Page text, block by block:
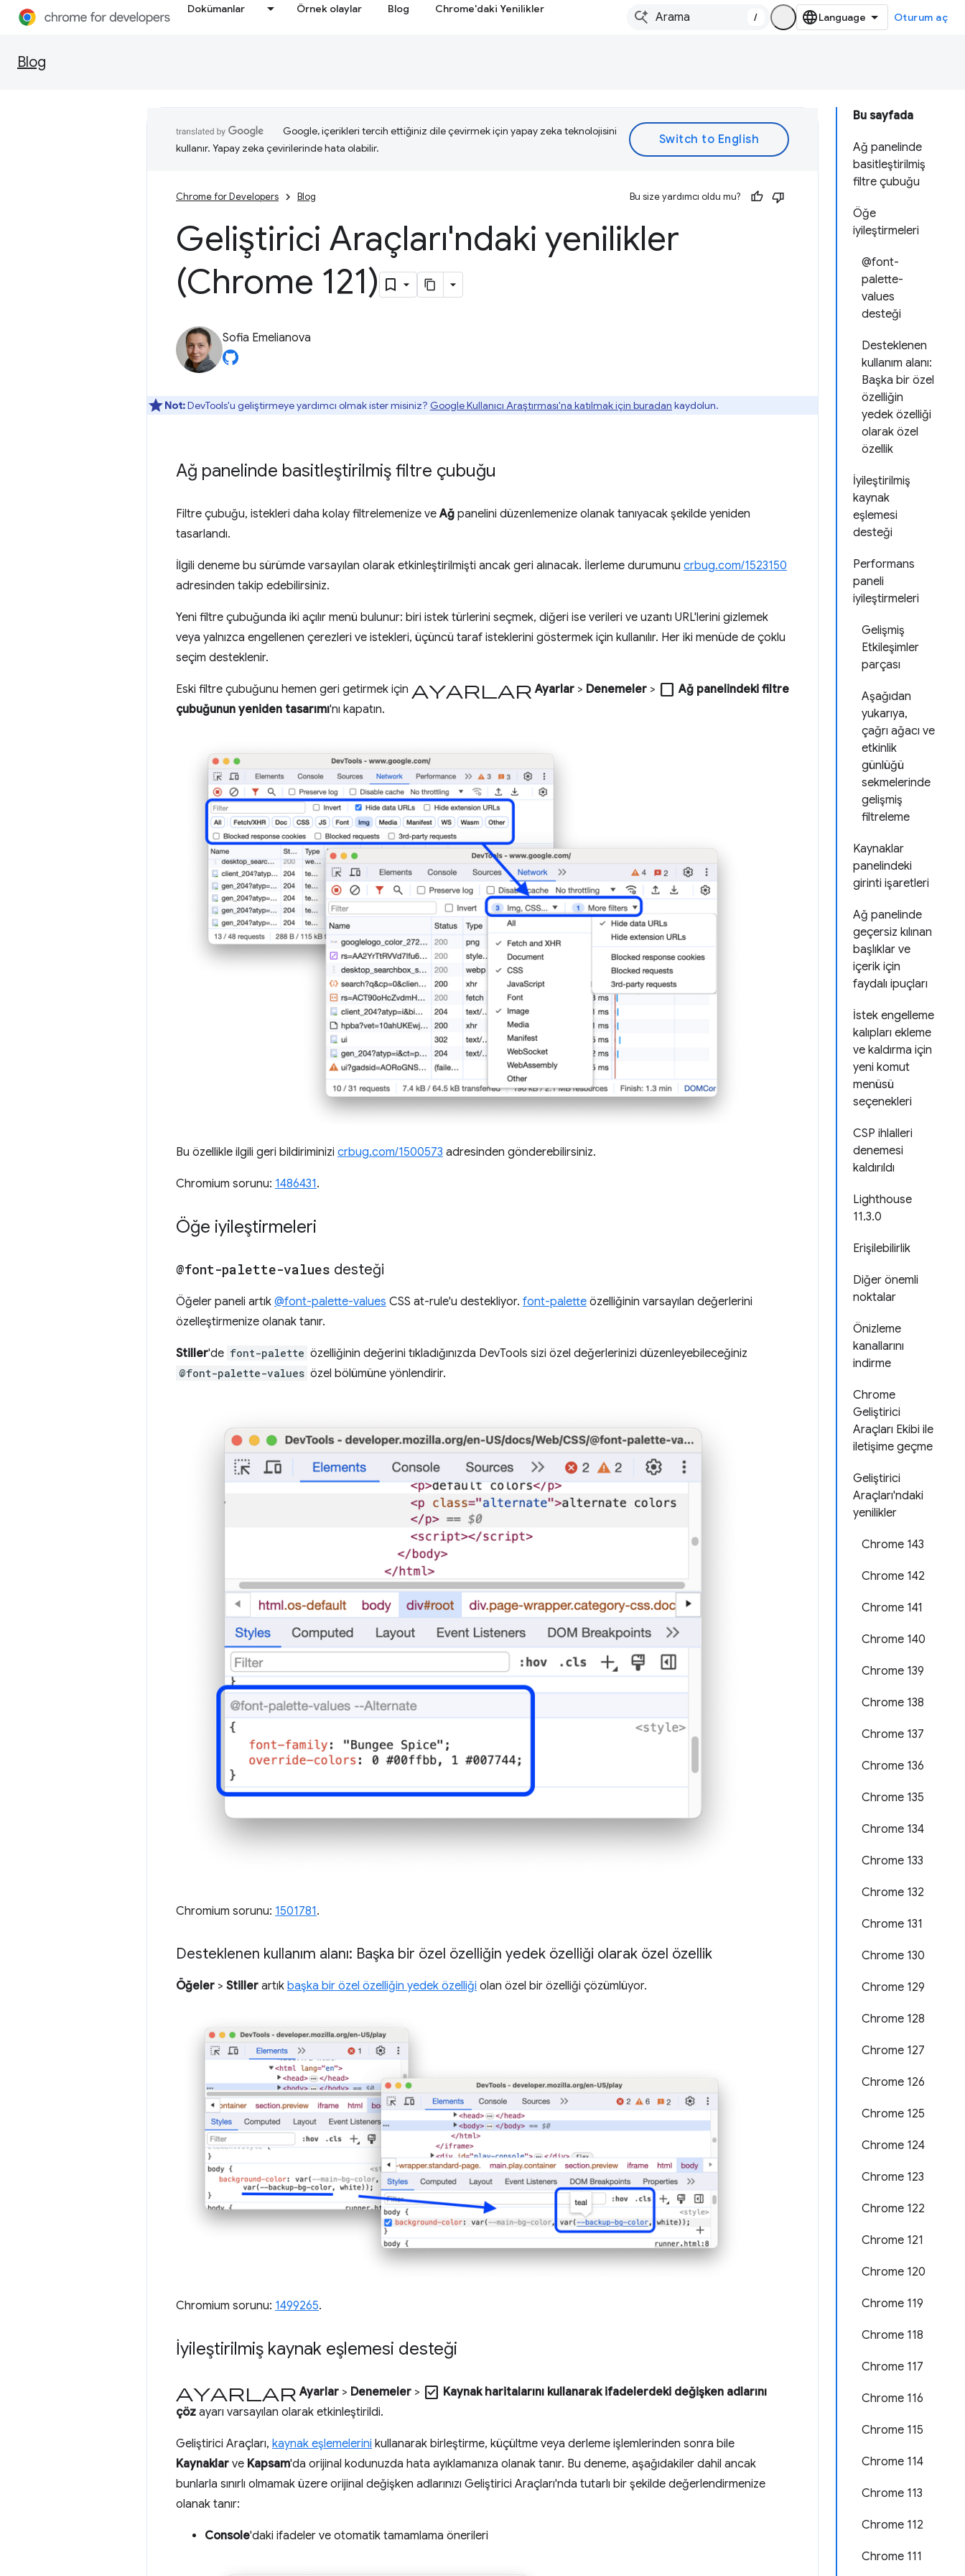
Dokümanlar Örnek olaylar Blog Chrome'daki Yenilikler
/ Oturum aç
Blog
Bu sayfada
Ağ panelinde
basitleştirilmiş
filtre çubuğu
Öğe
iyileştirmeleri
@font-
palette-
values
desteği
Desteklenen
kullanım alanı:
Başka bir özel
özelliğin
yedek özelliği
olarak özel
özellik
İyileştirilmiş
kaynak
eşlemesi
desteği
Performans
paneli
iyileştirmeleri
Gelişmiş
Etkileşimler
parçası
Aşağıdan
yukarıya,
çağrı ağacı ve
etkinlik
günlüğü
sekmelerinde
gelişmiş
filtreleme
Kaynaklar
panelindeki
girinti işaretleri
Ağ panelinde
geçersiz kılınan
başlıklar ve
içerik için
faydalı ipuçları
İstek engelleme
kalıpları ekleme
ve kaldırma için
yeni komut
menüsü
seçenekleri
CSP ihlalleri
denemesi
kaldırıldı
Lighthouse
11.3.0
Erişilebilirlik
Diğer önemli
noktalar
Önizleme
kanallarını
indirme
Chrome
Geliştirici
Araçları Ekibi ile
iletişime geçme
Geliştirici
Araçları'ndaki
yenilikler
Chrome 143
Chrome 142
Chrome 141
Chrome 140
Chrome 139
Chrome 138
Chrome 137
Chrome 136
Chrome 135
Chrome 134
Chrome 133
Chrome 132
Chrome 131
Chrome 130
Chrome 129
Chrome 128
Chrome 127
Chrome 126
Chrome 125
Chrome 124
Chrome 123
Chrome 122
Chrome 121
Chrome 120
Chrome 119
Chrome 118
Chrome 117
Chrome 116
Chrome 115
Chrome 114
Chrome 113
Chrome 112
Chrome 111
Google, içerikleri tercih ettiğiniz dile çevirmek için yapay zeka teknolojisini
kullanır. Yapay zeka çevirilerinde hata olabilir.
Chrome for Developers Blog Bu size yardımcı oldu mu?
Geliştirici Araçları'ndaki yenilikler
(Chrome 121)
Sofia Emelianova
Not:DevTools'u geliştirmeye yardımcı olmak ister misiniz? Google Kullanıcı Araştırması'na katılmak için buradan kaydolun.
Ağ panelinde basitleştirilmiş filtre çubuğu
Filtre çubuğu, istekleri daha kolay filtrelemenize veAğ panelini düzenlemenize olanak tanıyacak şekilde yeniden
tasarlandı.
İlgili deneme bu sürümde varsayılan olarak etkinleştirilmişti ancak geri alınacak. İlerleme durumunu crbug.com/1523150
adresinden takip edebilirsiniz.
Yeni filtre çubuğunda iki açılır menü bulunur: biri istek türlerini seçmek, diğeri ise verileri ve uzantı URL'lerini gizlemek
veya yalnızca engellenen çerezleri ve istekleri, üçüncü taraf isteklerini göstermek için kullanılır. Her iki menüde de çoklu
seçim desteklenir.
Eski filtre çubuğunu hemen geri getirmek için ayarlar Ayarlar > Denemeler > check_box_outline_blank Ağ panelindeki filtre
çubuğunun yeniden tasarımı'nı kapatın.
Bu özellikle ilgili geri bildiriminizi crbug.com/1500573 adresinden gönderebilirsiniz.
Chromium sorunu: 1486431.
Öğe iyileştirmeleri
@font-palette-values desteği
Öğeler paneli artık @font-palette-values CSS at-rule'u destekliyor. font-palette özelliğinin varsayılan değerlerini
özelleştirmenize olanak tanır.
Stiller'de font-palette özelliğinin değerini tıkladığınızda DevTools sizi özel değerlerinizi düzenleyebileceğiniz
@font-palette-values özel bölümüne yönlendirir.
Chromium sorunu: 1501781.
Desteklenen kullanım alanı: Başka bir özel özelliğin yedek özelliği olarak özel özellik
Öğeler > Stiller artık başka bir özel özelliğin yedek özelliği olan özel bir özelliği çözümlüyor.
Chromium sorunu: 1499265.
İyileştirilmiş kaynak eşlemesi desteği
Ayarlar Ayarlar > Denemeler > check_box Kaynak haritalarını kullanarak ifadelerdeki değişken adlarını
çöz ayarı varsayılan olarak etkinleştirildi.
Geliştirici Araçları, kaynak eşlemelerini kullanarak birleştirme, küçültme veya derleme işlemlerinden sonra bile
Kaynaklar ve Kapsam'da orijinal kodunuzda hata ayıklamanıza olanak tanır. Bu deneme, aşağıdakiler dahil ancak
bunlarla sınırlı olmamak üzere orijinal değişken adlarınızı Geliştirici Araçları'nda tutarlı bir şekilde değerlendirmenize
olanak tanır:
Console'daki ifadeler ve otomatik tamamlama önerileri